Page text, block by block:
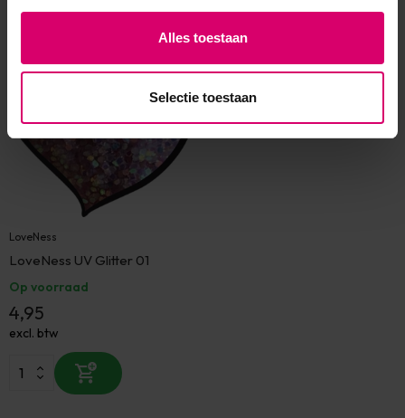
Alles toestaan
Selectie toestaan
Eerder bekeken
LoveNess
LoveNess UV Glitter 01
Op voorraad
4,95
excl. btw